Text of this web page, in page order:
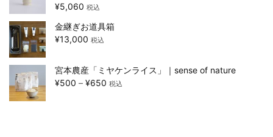
¥5,060 税込
金継ぎお道具箱
¥13,000 税込
宮本農産「ミヤケンライス」｜sense of nature
¥500 – ¥650 税込